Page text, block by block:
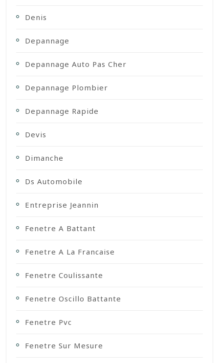
Denis
Depannage
Depannage Auto Pas Cher
Depannage Plombier
Depannage Rapide
Devis
Dimanche
Ds Automobile
Entreprise Jeannin
Fenetre A Battant
Fenetre A La Francaise
Fenetre Coulissante
Fenetre Oscillo Battante
Fenetre Pvc
Fenetre Sur Mesure